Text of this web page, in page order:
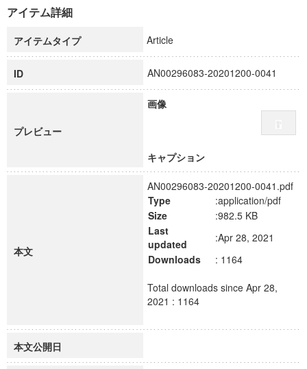
科学研究費補助金研究成果報告書
慶應義塾大学グローバルCOEプログラム市民社会ガバナンス
慶應義塾大学グローバルCOEプログラム論理と感性の先端的
博士課程教育リーディングプログラム「超成熟社会発展のサ
学術雑誌掲載論文等(8)
アイテム詳細
アイテムタイプ Article
ID AN00296083-20201200-0041
プレビュー
画像
キャプション
本文
AN00296083-20201200-0041.pdf
Type
:application/pdf
Size
:982.5 KB
Last
updated
:Apr 28, 2021
Downloads
: 1164
Total downloads since Apr 28,
2021 : 1164
本文公開日